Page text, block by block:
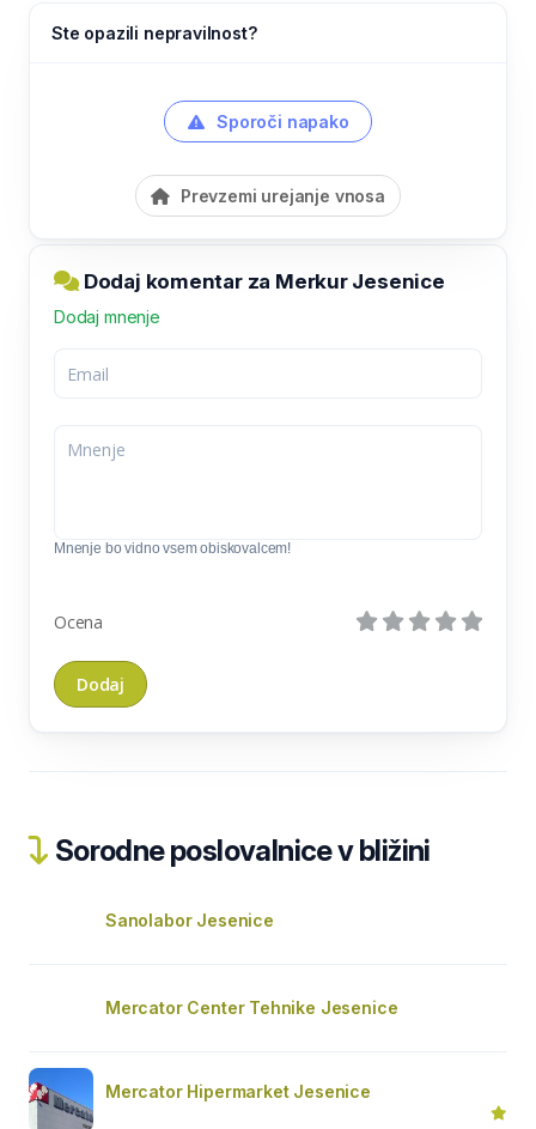
Ste opazili nepravilnost?
Sporoči napako
Prevzemi urejanje vnosa
Dodaj komentar za Merkur Jesenice
Dodaj mnenje
Mnenje bo vidno vsem obiskovalcem!
Ocena
Sorodne poslovalnice v bližini
Sanolabor Jesenice
Mercator Center Tehnike Jesenice
Mercator Hipermarket Jesenice